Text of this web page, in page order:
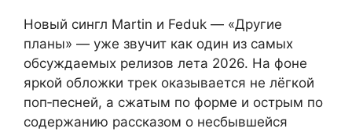
Новый сингл Martin и Feduk — «Другие
планы» — уже звучит как один из самых
обсуждаемых релизов лета 2026. На фоне
яркой обложки трек оказывается не лёгкой
поп‑песней, а сжатым по форме и острым по
содержанию рассказом о несбывшейся